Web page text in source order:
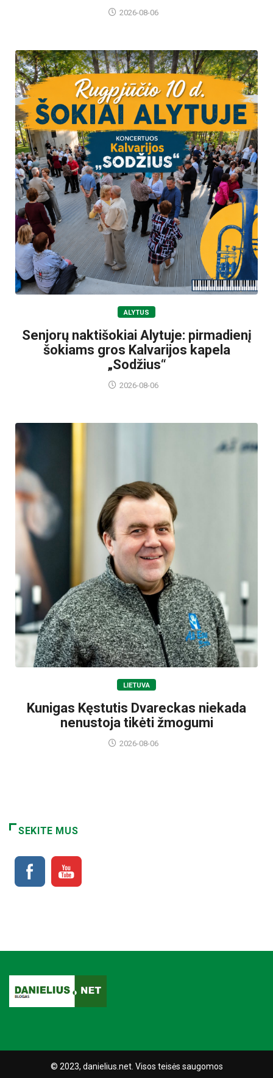
2026-08-06
ALYTUS
Senjorų naktišokiai Alytuje: pirmadienį
šokiams gros Kalvarijos kapela
„Sodžius“
2026-08-06
LIETUVA
Kunigas Kęstutis Dvareckas niekada
nenustoja tikėti žmogumi
2026-08-06
SEKITE MUS
© 2023, danielius.net. Visos teisės saugomos